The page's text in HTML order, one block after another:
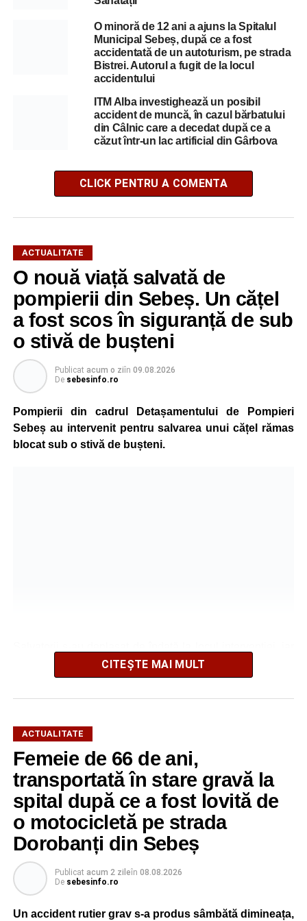
O minoră de 12 ani a ajuns la Spitalul
Municipal Sebeș, după ce a fost
accidentată de un autoturism, pe strada
Bistrei. Autorul a fugit de la locul
accidentului
ITM Alba investighează un posibil
accident de muncă, în cazul bărbatului
din Câlnic care a decedat după ce a
căzut într-un lac artificial din Gârbova
CLICK PENTRU A COMENTA
ACTUALITATE
O nouă viață salvată de
pompierii din Sebeș. Un cățel
a fost scos în siguranță de sub
o stivă de bușteni
Publicat acum o ziîn 09.08.2026
De sebesinfo.ro
Pompierii din cadrul Detașamentului de Pompieri
Sebeș au intervenit pentru salvarea unui cățel rămas
blocat sub o stivă de bușteni.
după o operațiune de scurtă durată au reușit să extragă
animalul în siguranță. Cățelul a fost scos teafăr și
nevătămat, spre bucuria celor care au asistat la
Pentru pompierii din Sebeș, fiecare misiune este
importantă, indiferent dacă este vorba despre salvarea
unei persoane sau a unui animal.
„Pentru noi, fiecare viață contează!”, au transmis
reprezentanții ISU Alba.
Adaugă-ne ca sursă preferată
CITEȘTE MAI MULT
ACTUALITATE
Femeie de 66 de ani,
transportată în stare gravă la
spital după ce a fost lovită de
o motocicletă pe strada
Dorobanți din Sebeș
Publicat acum 2 zileîn 08.08.2026
De sebesinfo.ro
Un accident rutier grav s-a produs sâmbătă dimineața,